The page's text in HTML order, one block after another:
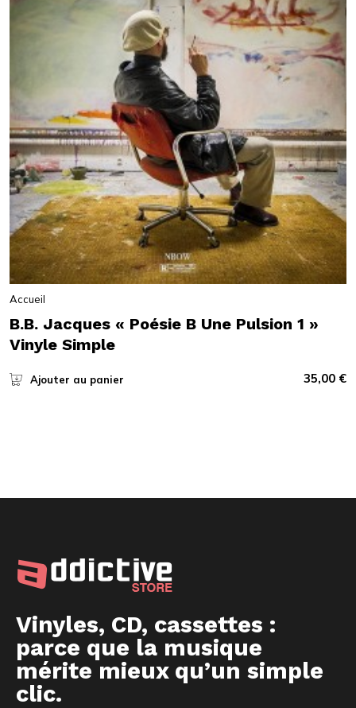
Accueil
B.B. Jacques « Poésie B Une Pulsion 1 »
Vinyle Simple
Ajouter au panier 35,00 €
Vinyles, CD, cassettes :
parce que la musique
mérite mieux qu’un simple
clic.